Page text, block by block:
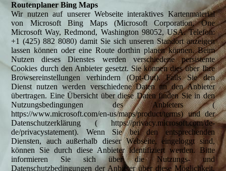
Routenplaner Bing Maps
Wir nutzen auf unserer Webseite interaktives Kartenmaterial
von Microsoft Bing Maps (Microsoft Corporation, One
Microsoft Way, Redmond, Washington 98052, USA. Telefon:
+1 (425) 882 8080) damit Sie sich unseren Standort anzeigen
lassen können oder eine Route dorthin planen können. Beim
Nutzen dieses Dienstes werden verschiedene persistente
Cookies durch den Anbieter gesetzt. Sie können dies über Ihre
Browsereinstellungen verhindern (Opt-Out). Falls Sie den
Dienst nutzen werden verschiedene Daten an den Anbieter
übertragen. Eine Übersicht über diese Daten finden Sie in den
Nutzungsbedingungen des Anbieters (
https://www.microsoft.com/en-us/maps/product/terms) und der
Datenschutzerklärung ( https://privacy.microsoft.com/de-
de/privacystatement). Wenn Sie bei den entsprechenden
Diensten, auch außerhalb dieser Webseite, eingeloggt sind,
können Sie durch diese Anbieter identifiziert werden. Bitte
informieren Sie sich über die Nutzungs- und
Datenschutzbedingungen der Anbieter über diese Möglichkeit.